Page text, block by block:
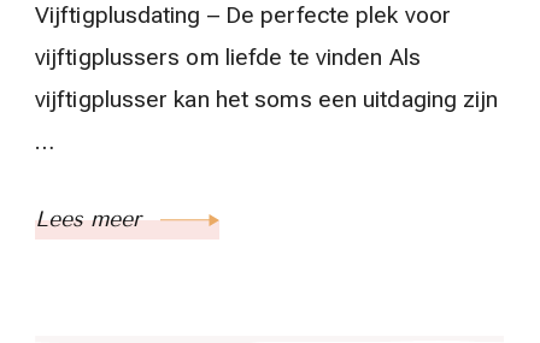
Vijftigplusdating – De perfecte plek voor
vijftigplussers om liefde te vinden Als
vijftigplusser kan het soms een uitdaging zijn
…
Lees meer